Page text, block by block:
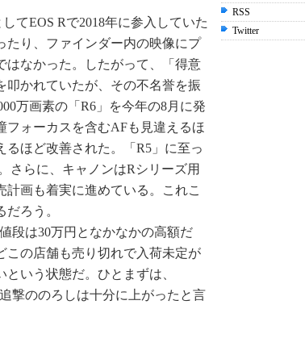
てEOS Rで2018年に参入していた
たり、ファインダー内の映像にプ
はなかった。したがって、「得意
かれていたが、その不名誉を振
万画素の「R6」を今年の8月に発
ォーカスを含むAFも見違えるほ
ほど改善された。「R5」に至っ
さらに、キャノンはRシリーズ用
画も着実に進めている。これこ
ろう。
段は30万円となかなかの高額だ
この店舗も売り切れで入荷未定が
いう状態だ。ひとまずは、
撃ののろしは十分に上がったと言
RSS
Twitter